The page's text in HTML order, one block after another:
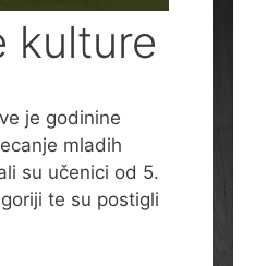
kulture
je godinine
mladih
su učenici od 5.
te su postigli